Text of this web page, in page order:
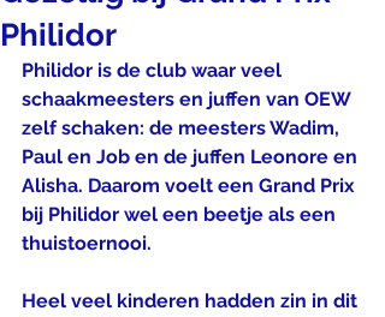
Philidor
Philidor is de club waar veel
schaakmeesters en juffen van OEW
zelf schaken: de meesters Wadim,
Paul en Job en de juffen Leonore en
Alisha. Daarom voelt een Grand Prix
bij Philidor wel een beetje als een
thuistoernooi.
Heel veel kinderen hadden zin in dit